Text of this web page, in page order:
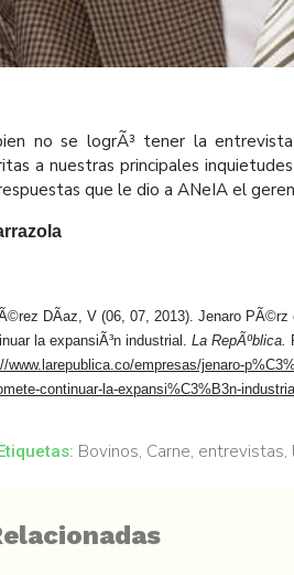
no se logrÃ³ tener la
a nuestras principales
que le dio a ANeIA el
DÃ­az, V (06, 07, 2013). Jenaro
la expansiÃ³n industrial. La RepÃºblica.
www.larepublica.co/empresas/jenaro-
continuar-la-expansi%C3%B3n-
Bovinos, Carne, entrevistas,